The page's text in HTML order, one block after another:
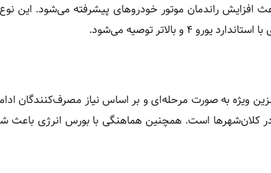
افزایش راندمان موتور خودروهای پیشرفته می‌شود. این
بالاتر توصیه می‌شود.
ویژه به صورت مرحله‌ای و بر اساس نیاز مصرف‌کنندگان
است. همچنین هماهنگی با بورس انرژی باعث